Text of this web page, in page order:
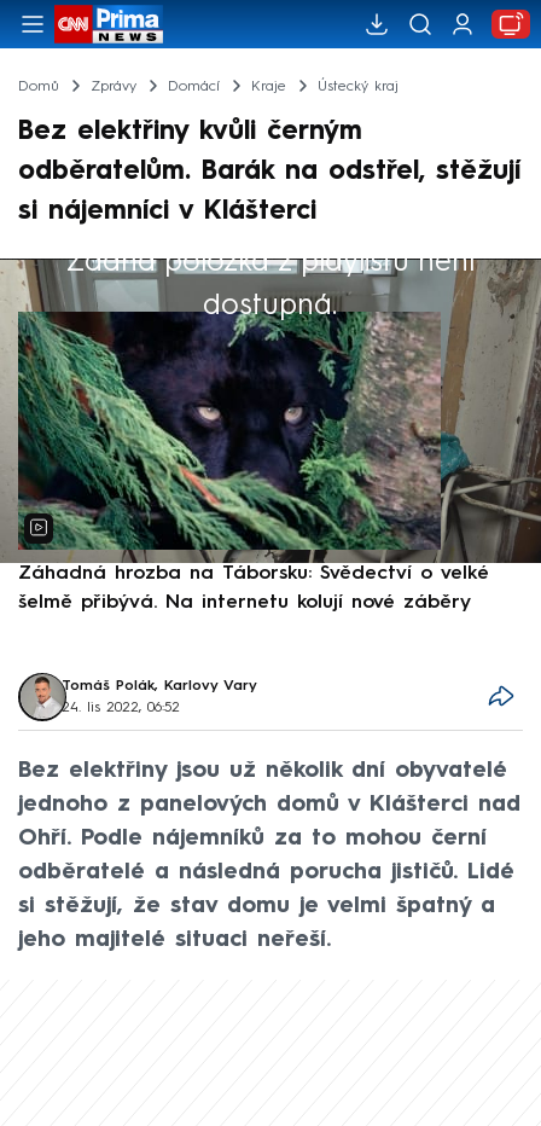
Domů Zprávy Domácí Kraje Ústecký kraj
Bez elektřiny kvůli černým
odběratelům. Barák na odstřel, stěžují
si nájemníci v Klášterci
Žádná položka z playlistu není
dostupná.
Výběr redakce
Záhadná hrozba na Táborsku: Svědectví o velké
šelmě přibývá. Na internetu kolují nové záběry
Tomáš Polák, Karlovy Vary
24. lis 2022, 06:52
Bez elektřiny jsou už několik dní obyvatelé
jednoho z panelových domů v Klášterci nad
Ohří. Podle nájemníků za to mohou černí
odběratelé a následná porucha jističů. Lidé
si stěžují, že stav domu je velmi špatný a
jeho majitelé situaci neřeší.